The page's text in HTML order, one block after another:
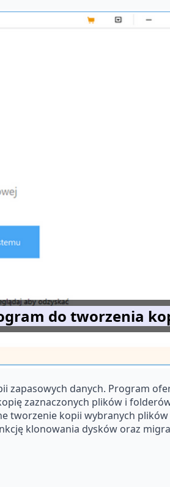
do tworzenia
zapasowych danych. Program
zaznaczonych plików i
tworzenie kopii wybranych
klonowania dysków oraz